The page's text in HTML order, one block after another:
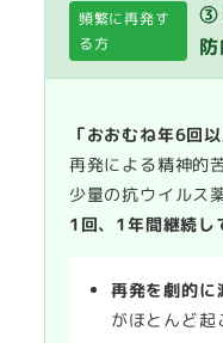
頻繁に再発す
る方
③
防
「おおむね年6回以
再発による精神的
少量の抗ウイルス
1回、1年間継続し
再発を劇的に
がほとんど起